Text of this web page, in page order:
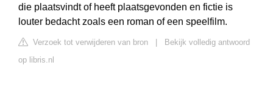
die plaatsvindt of heeft plaatsgevonden en fictie is
louter bedacht zoals een roman of een speelfilm.
Verzoek tot verwijderen van bron
Bekijk volledig antwoord
op libris.nl